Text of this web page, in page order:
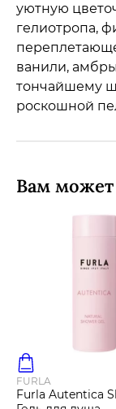
уютную
гелиотропа,
ванили,
тончайшему
роскошной
Вам может
FURLA
Furla Autentica